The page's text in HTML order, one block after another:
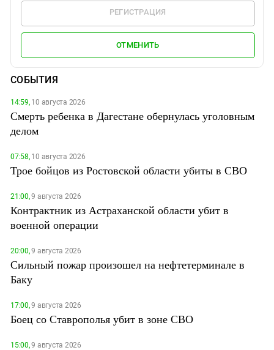
РЕГИСТРАЦИЯ
ОТМЕНИТЬ
СОБЫТИЯ
14:59,10 августа 2026
Смерть ребенка в Дагестане обернулась уголовным
делом
07:58,10 августа 2026
Трое бойцов из Ростовской области убиты в СВО
21:00,9 августа 2026
Контрактник из Астраханской области убит в
военной операции
20:00,9 августа 2026
Сильный пожар произошел на нефтетерминале в
Баку
17:00,9 августа 2026
Боец со Ставрополья убит в зоне СВО
15:00,9 августа 2026